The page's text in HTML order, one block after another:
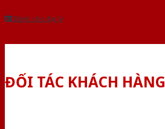
Dành cho đại lý
ĐỐI TÁC KHÁCH HÀNG